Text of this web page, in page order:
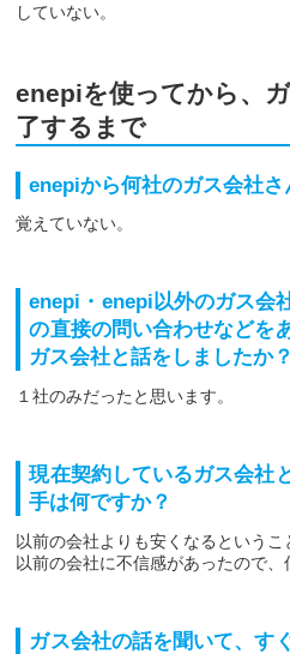
していない。
enepiを使ってから、
了するまで
enepiから何社のガス会社さ
覚えていない。
enepi・enepi以外のガス会
の直接の問い合わせなどを
ガス会社と話をしましたか？
１社のみだったと思います。
現在契約しているガス会社
手は何ですか？
以前の会社よりも安くなるというこ
以前の会社に不信感があったので、
ガス会社の話を聞いて、す